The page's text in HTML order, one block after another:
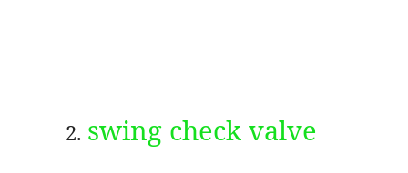
swing check valve